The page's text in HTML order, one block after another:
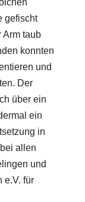
gefischt
Arm taub
konnten
und
Der
über ein
ein
in
allen
und
e.V. für